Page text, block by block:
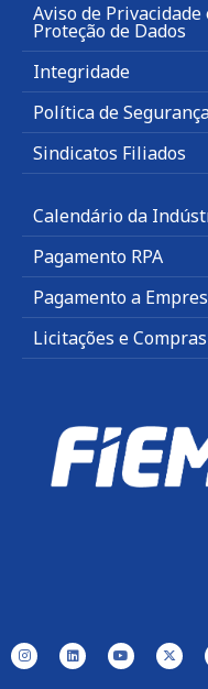
Aviso de Privacidade
Proteção de Dados
Integridade
Política de
Sindicatos Filiados
Calendário da
Pagamento RPA
Pagamento a
Licitações e Compras